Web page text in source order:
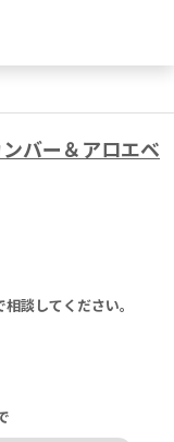
バー＆アロエベ
談してください。